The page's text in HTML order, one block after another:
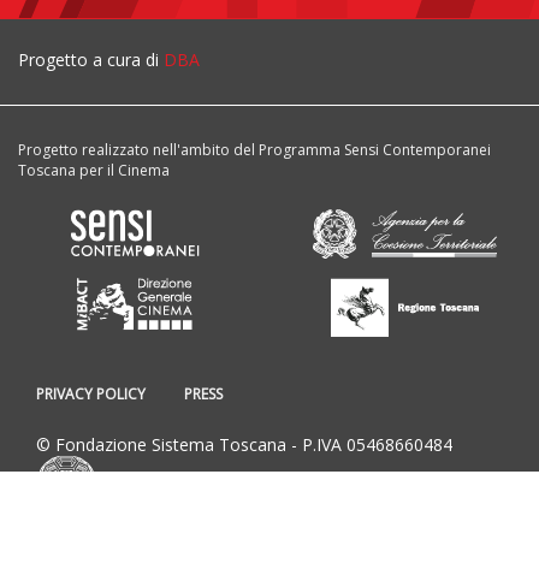
Progetto a cura di DBA
Progetto realizzato nell'ambito del Programma Sensi Contemporanei
Toscana per il Cinema
PRIVACY POLICY PRESS
© Fondazione Sistema Toscana - P.IVA 05468660484